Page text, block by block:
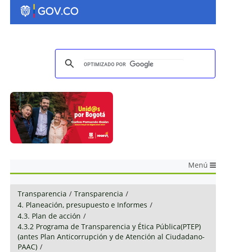
Menú
Transparencia / Transparencia /
4. Planeación, presupuesto e Informes /
4.3. Plan de acción /
4.3.2 Programa de Transparencia y Ética Pública(PTEP)
(antes Plan Anticorrupción y de Atención al Ciudadano-
PAAC) /